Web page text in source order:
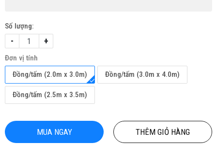
Số lượng:
- +
Đơn vị tính
Đồng/tấm (2.0m x 3.0m)
Đồng/tấm (3.0m x 4.0m)
Đồng/tấm (2.5m x 3.5m)
MUA NGAY THÊM GIỎ HÀNG